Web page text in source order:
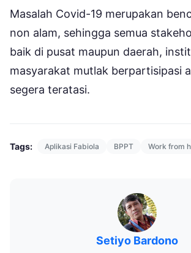
Masalah Covid-19 merupakan
non alam, sehingga semua
baik di pusat maupun daerah,
masyarakat mutlak berpartisipasi
segera teratasi.
Tags: Aplikasi Fabiola BPPT Work from
Setiyo Bardono